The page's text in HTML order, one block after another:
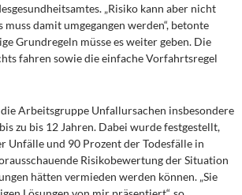
„Risiko kann aber nicht
damit umgegangen werden“, betonte
Grundregeln müsse es weiter geben. Die
fahren sowie die einfache Vorfahrtsregel
Arbeitsgruppe Unfallursachen insbesondere
zu bis 12 Jahren. Dabei wurde festgestellt,
Unfälle und 90 Prozent der Todesfälle in
Risikobewertung der Situation
hätten vermieden werden können. „Sie